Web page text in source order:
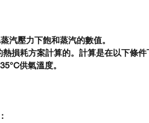
汽壓力下飽和蒸汽的數值。
損耗方案計算的。計算是在以下條件
供氣溫度。